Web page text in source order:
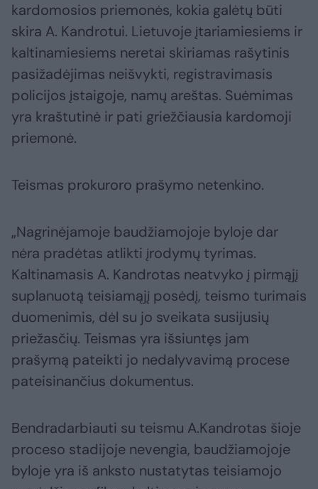
kardomosios priemonės, kokia galėtų būti
skira A. Kandrotui. Lietuvoje įtariamiesiems ir
kaltinamiesiems neretai skiriamas rašytinis
pasižadėjimas neišvykti, registravimasis
policijos įstaigoje, namų areštas. Suėmimas
yra kraštutinė ir pati griežčiausia kardomoji
priemonė.
Teismas prokuroro prašymo netenkino.
„Nagrinėjamoje baudžiamojoje byloje dar
nėra pradėtas atlikti įrodymų tyrimas.
Kaltinamasis A. Kandrotas neatvyko į pirmąjį
suplanuotą teisiamąjį posėdį, teismo turimais
duomenimis, dėl su jo sveikata susijusių
priežasčių. Teismas yra išsiuntęs jam
prašymą pateikti jo nedalyvavimą procese
pateisinančius dokumentus.
Bendradarbiauti su teismu A.Kandrotas šioje
proceso stadijoje nevengia, baudžiamojoje
byloje yra iš anksto nustatytas teisiamojo